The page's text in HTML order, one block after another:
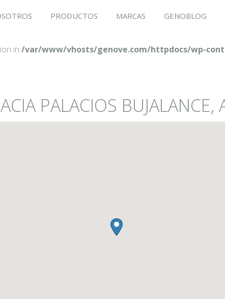
PRODUCTOS MARCAS GENOBLOG
in /var/www/vhosts/genove.com/httpdocs/wp-
PALACIOS BUJALANCE,